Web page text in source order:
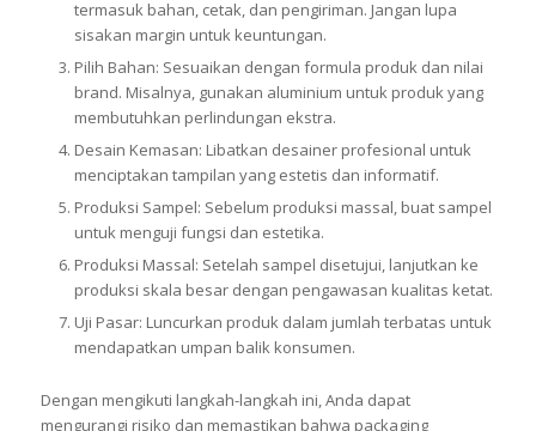
termasuk bahan, cetak, dan pengiriman. Jangan lupa
sisakan margin untuk keuntungan.
Pilih Bahan: Sesuaikan dengan formula produk dan nilai
brand. Misalnya, gunakan aluminium untuk produk yang
membutuhkan perlindungan ekstra.
Desain Kemasan: Libatkan desainer profesional untuk
menciptakan tampilan yang estetis dan informatif.
Produksi Sampel: Sebelum produksi massal, buat sampel
untuk menguji fungsi dan estetika.
Produksi Massal: Setelah sampel disetujui, lanjutkan ke
produksi skala besar dengan pengawasan kualitas ketat.
Uji Pasar: Luncurkan produk dalam jumlah terbatas untuk
mendapatkan umpan balik konsumen.
Dengan mengikuti langkah-langkah ini, Anda dapat
mengurangi risiko dan memastikan bahwa packaging